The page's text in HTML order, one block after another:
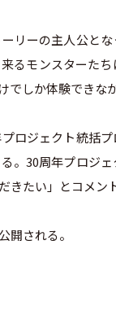
リーの主人公と
るモンスターた
しか体験できな
ロジェクト統括
。30周年プロジ
たい」とコメン
開される。